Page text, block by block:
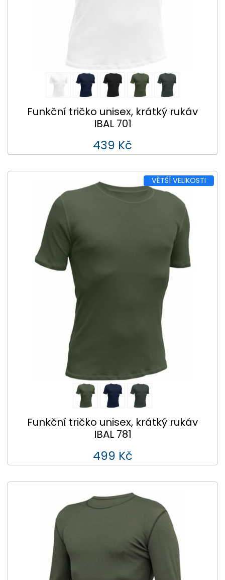
Funkční tričko unisex, krátký rukáv
IBAL 701
439 Kč
VĚTŠÍ VELIKOSTI
Funkční tričko unisex, krátký rukáv
IBAL 781
499 Kč